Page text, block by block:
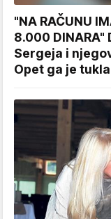
"NA RAČUNU
8.000
Sergeja i
Opet ga je